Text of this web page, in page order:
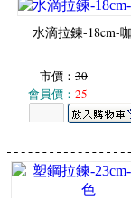
水滴拉鍊-18cm-
市價： 30
會員價： 25